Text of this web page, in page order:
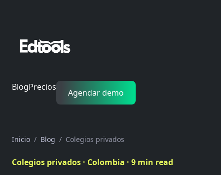
BlogPrecios
Agendar demo
Inicio Blog Colegios privados
Colegios privados · Colombia · 9 min read